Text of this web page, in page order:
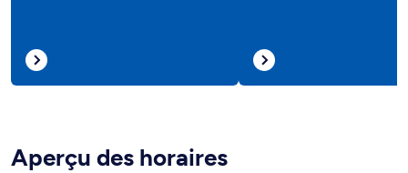
Aperçu des horaires